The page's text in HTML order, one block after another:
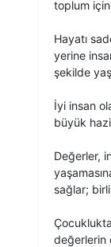
toplum
Hayatı
yerine
şekilde
İyi insan
büyük
Değerler,
sağlar;
değerlerin